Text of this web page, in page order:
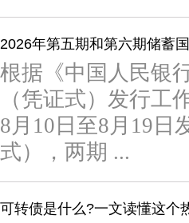
2026年第五期和第六期储蓄
根据《中国人民银
（凭证式）发行工
8月10日至8月19日
式），两期 ...
可转债是什么?一文读懂这个